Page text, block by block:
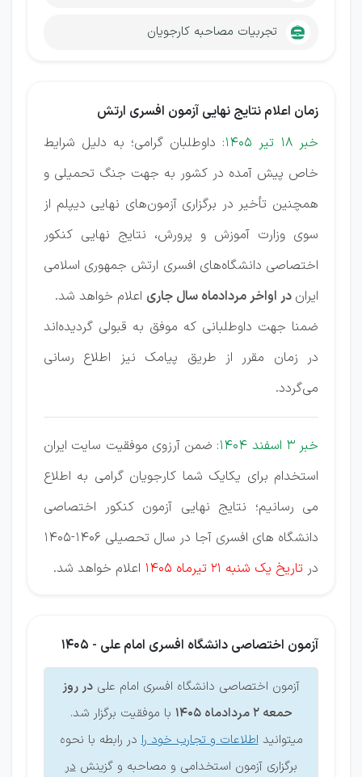
تجربیات مصاحبه کارجویان
زمان اعلام نتایج نهایی آزمون افسری ارتش
خبر 18 تیر 1405:
داوطلبان گرامی؛ به دلیل شرایط
خاص پیش آمده در کشور به جهت جنگ تحمیلی و
همچنین تأخیر در برگزاری آزمون‌های نهایی دیپلم از
سوی وزارت آموزش و پرورش، نتایج نهایی کنکور
اختصاصی دانشگاه‌های افسری ارتش جمهوری اسلامی
ایران در اواخر مردادماه سال جاری اعلام خواهد شد.
ضمنا جهت داوطلبانی که موفق به قبولی گردیده‌اند
در زمان مقرر از طریق پیامک نیز اطلاع رسانی
می‌گردد.
خبر 3 اسفند 1404:
ضمن آرزوی موفقیت سایت ایران
استخدام برای یکایک شما کارجویان گرامی به اطلاع
می رسانیم؛ نتایج نهایی آزمون کنکور اختصاصی
دانشگاه های افسری آجا در سال تحصیلی 1406-1405
در تاریخ یک شنبه 21 تیرماه 1405 اعلام خواهد شد.
آزمون اختصاصی دانشگاه افسری امام علی - 1405
آزمون اختصاصی دانشگاه افسری امام علی در روز
حمعه 2 مردادماه 1405
با موفقیت برگزار شد.
میتوانیداطلاعات و تجارب خود رادر رابطه با نحوه
برگزاری آزمون استخدامی و مصاحبه و گزینشدر